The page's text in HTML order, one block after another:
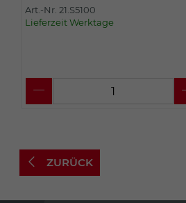
Art.-Nr. 21.S5100
Lieferzeit Werktage
ZURÜCK